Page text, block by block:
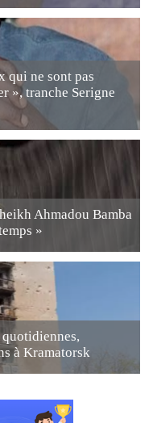
qui ne sont pas
», tranche Serigne
Ahmadou Bamba
»
quotidiennes,
à Kramatorsk